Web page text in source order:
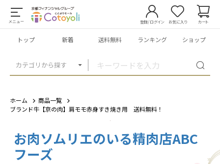
メニュー
カテゴリから探す
登録/ログイン お気に入り カート
トップ 新着 送料無料 ランキング ショップ
ホーム
商品一覧
ブランド牛【京の肉】肩モモ赤身すき焼き用 送料無料！
1
お肉ソムリエのいる精肉店ABC
フーズ